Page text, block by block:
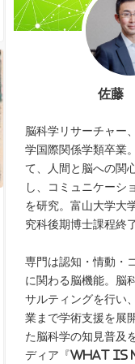
佐藤
脳科学リサーチャー
学国際関係学類卒業
て、人間と脳への関
し、コミュニケーシ
を研究。富山大学大
究科後期博士課程終
専門は認知・情動・
に関わる脳機能。脳
サルティングを行い
業まで学術支援を展
た脳科学の知見普及
ディア『What is